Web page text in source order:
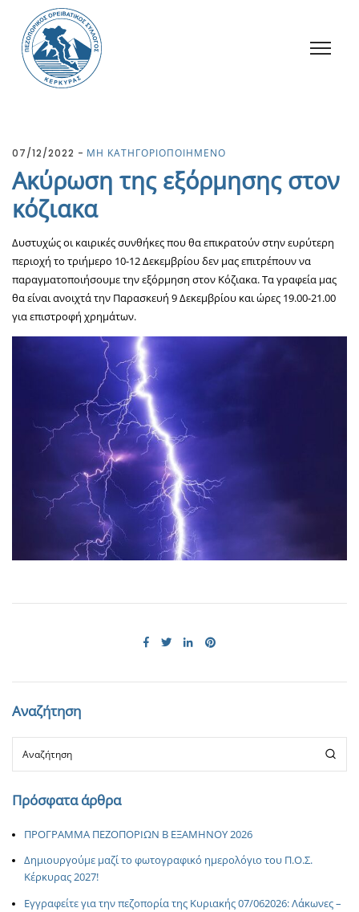
07/12/2022 ΜΗ ΚΑΤΗΓΟΡΙΟΠΟΙΗΜΕΝΟ
Ακύρωση της εξόρμησης στον
κόζιακα
Δυστυχώς οι καιρικές συνθήκες που θα επικρατούν στην ευρύτερη
περιοχή το τριήμερο 10-12 Δεκεμβρίου δεν μας επιτρέπουν να
παραγματοποιήσουμε την εξόρμηση στον Κόζιακα. Τα γραφεία μας
θα είναι ανοιχτά την Παρασκευή 9 Δεκεμβρίου και ώρες 19.00-21.00
για επιστροφή χρημάτων.
Αναζήτηση
Πρόσφατα άρθρα
ΠΡΟΓΡΑΜΜΑ ΠΕΖΟΠΟΡΙΩΝ Β ΕΞΑΜΗΝΟΥ 2026
Δημιουργούμε μαζί το φωτογραφικό ημερολόγιο του Π.Ο.Σ.
Κέρκυρας 2027!
Εγγραφείτε για την πεζοπορία της Κυριακής 07/062026: Λάκωνες –